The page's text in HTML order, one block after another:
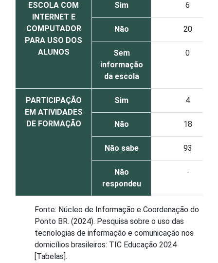
ESCOLA COM
INTERNET E
COMPUTADOR
PARA USO DOS
ALUNOS
Sim 6
Não 20
Sem
informação
da escola
0
PARTICIPAÇÃO
EM ATIVIDADES
DE FORMAÇÃO
Sim 4
Não 18
Não sabe 93
Não
respondeu
-
Fonte: Núcleo de Informação e Coordenação do
Ponto BR. (2024). Pesquisa sobre o uso das
tecnologias de informação e comunicação nos
domicílios brasileiros: TIC Educação 2024
[Tabelas].